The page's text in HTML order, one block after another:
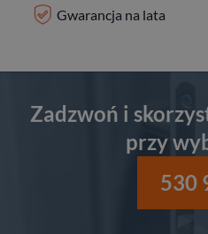
Gwarancja na lata
Zadzwoń i
przy
530